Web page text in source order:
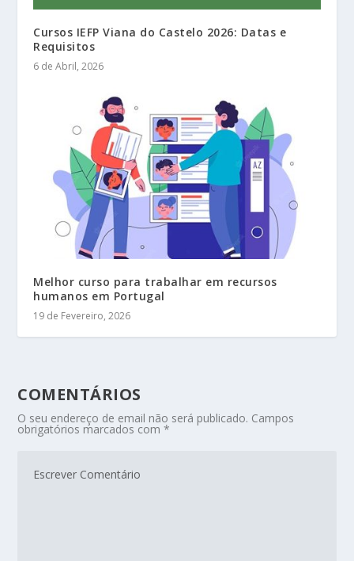
Cursos IEFP Viana do Castelo 2026: Datas e
Requisitos
6 de Abril, 2026
Melhor curso para trabalhar em recursos
humanos em Portugal
19 de Fevereiro, 2026
COMENTÁRIOS
O seu endereço de email não será publicado. Campos
obrigatórios marcados com*